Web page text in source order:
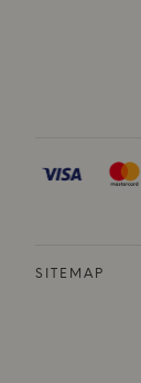
SITEMAP